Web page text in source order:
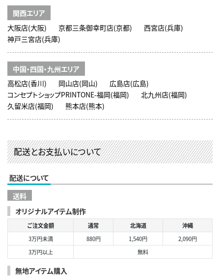
関西エリア
大阪店(大阪)
京都三条御幸町店(京都)
西宮店(兵庫)
神戸三宮店(兵庫)
中国・四国・九州エリア
高松店(香川)
岡山店(岡山)
広島店(広島)
コンセプトショップPRINTONE-福岡(福岡)
北九州店(福岡)
久留米店(福岡)
熊本店(熊本)
配送とお支払いについて
配送について
送料
オリジナルアイテム制作
ご注文金額 通常 北海道
沖縄
3万円未満
880円 1,540円
2,090円
3万円以上
無料
無地アイテム購入